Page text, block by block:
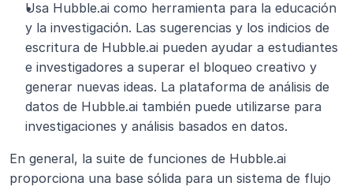
Usa Hubble.ai como herramienta para la educación
y la investigación. Las sugerencias y los indicios de
escritura de Hubble.ai pueden ayudar a estudiantes
e investigadores a superar el bloqueo creativo y
generar nuevas ideas. La plataforma de análisis de
datos de Hubble.ai también puede utilizarse para
investigaciones y análisis basados en datos.
En general, la suite de funciones de Hubble.ai
proporciona una base sólida para un sistema de flujo